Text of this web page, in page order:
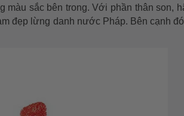
sắc bên trong. Với phần thân son,
đẹp lừng danh nước Pháp. Bên cạnh